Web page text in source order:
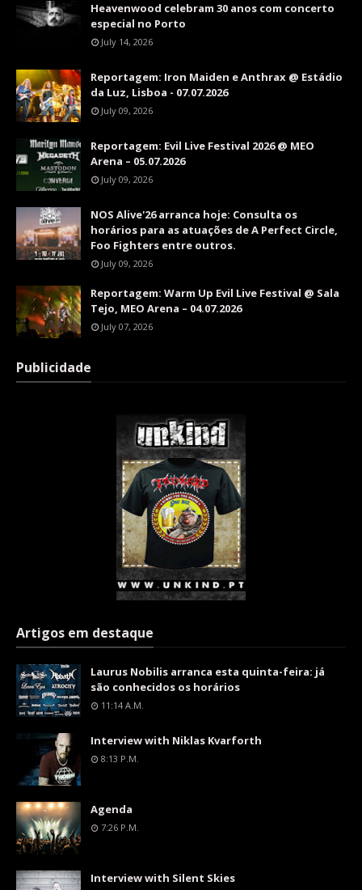
Heavenwood celebram 30 anos com concerto
especial no Porto
July 14, 2026
Reportagem: Iron Maiden e Anthrax @ Estádio
da Luz, Lisboa - 07.07.2026
July 09, 2026
Reportagem: Evil Live Festival 2026 @ MEO
Arena – 05.07.2026
July 09, 2026
NOS Alive'26 arranca hoje: Consulta os
horários para as atuações de A Perfect Circle,
Foo Fighters entre outros.
July 09, 2026
Reportagem: Warm Up Evil Live Festival @ Sala
Tejo, MEO Arena – 04.07.2026
July 07, 2026
Publicidade
Artigos em destaque
Laurus Nobilis arranca esta quinta-feira: já
são conhecidos os horários
11:14 A.m.
Interview with Niklas Kvarforth
8:13 P.m.
Agenda
7:26 P.m.
Interview with Silent Skies